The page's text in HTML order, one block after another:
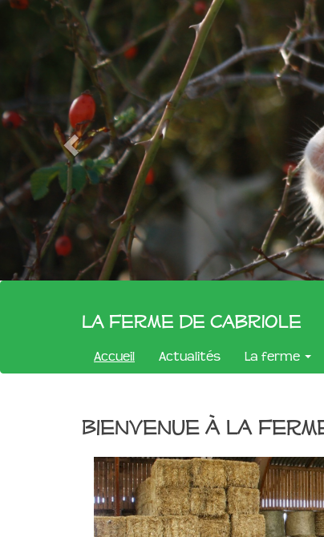
La Ferme de Cabriole
Accueil Actualités La ferme
Bienvenue à la